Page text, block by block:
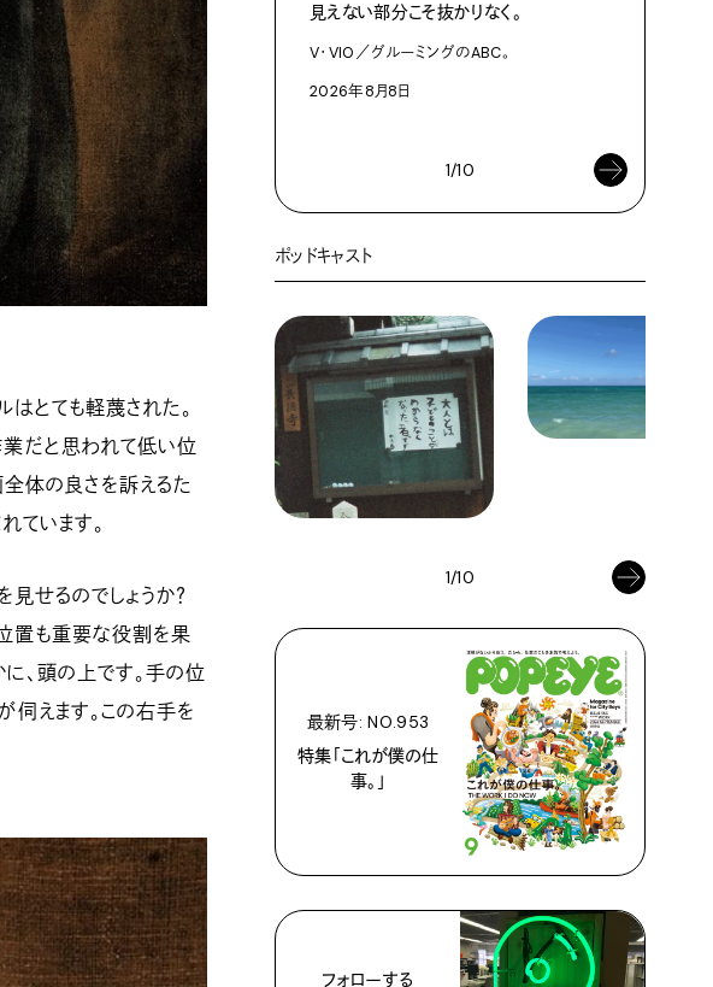
はとても軽蔑された。
業だと思われて低い位
全体の良さを訴えるた
ています。
見せるのでしょうか？
位置も重要な役割を果
に、頭の上です。手の位
伺えます。この右手を
見えない部分こそ抜かりなく。
V・VIO／グルーミングのABC。
2026年8月8日
1/10
ポッドキャスト
1/10
最新号: NO.953
特集「これが僕の仕
事。」
フォローする